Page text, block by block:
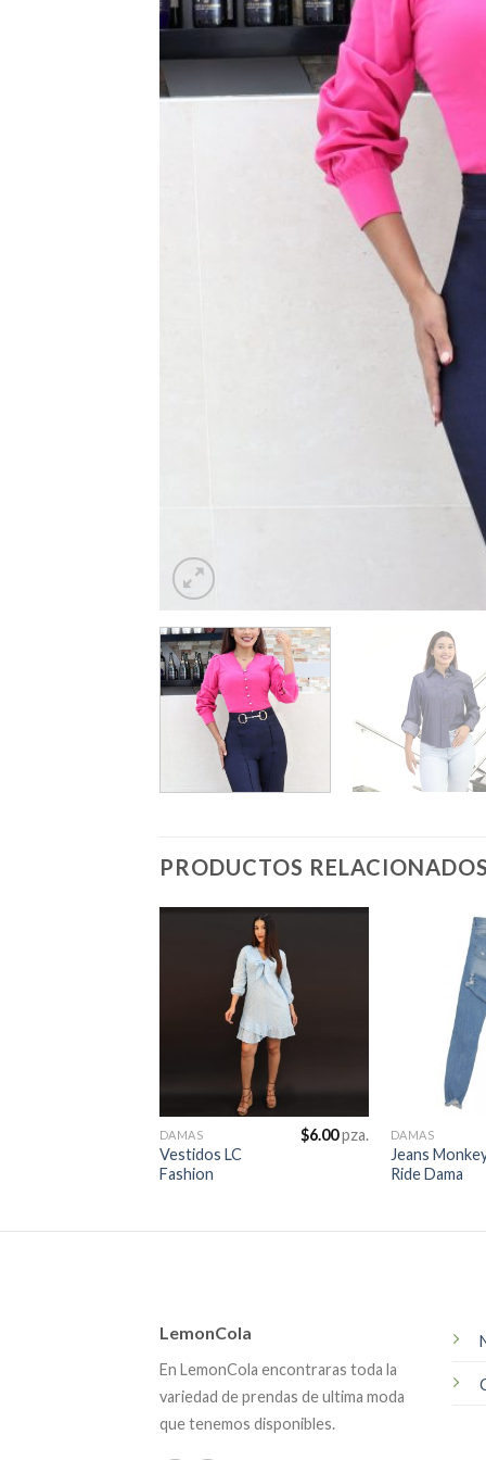
PRODUCTOS
DAMAS
Vestidos LC
Fashion
$6.00pza. DAMAS
Jeans
Ride Dama
LemonCola
En LemonCola encontraras toda la
variedad de prendas de ultima moda
que tenemos disponibles.